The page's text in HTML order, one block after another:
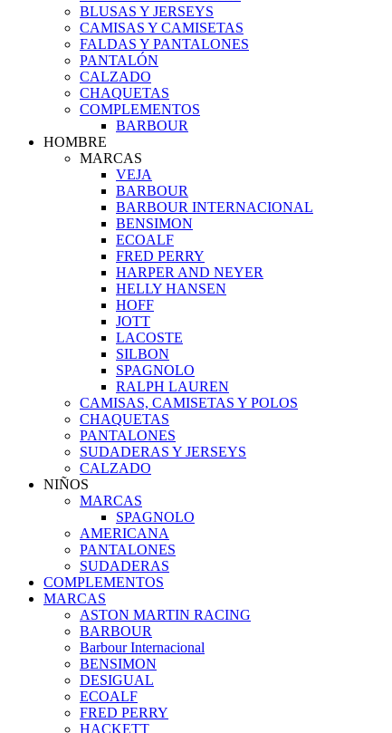
BLUSAS Y JERSEYS
CAMISAS Y CAMISETAS
FALDAS Y PANTALONES
PANTALÓN
CALZADO
CHAQUETAS
COMPLEMENTOS
BARBOUR
HOMBRE
MARCAS
VEJA
BARBOUR
BARBOUR INTERNACIONAL
BENSIMON
ECOALF
FRED PERRY
HARPER AND NEYER
HELLY HANSEN
HOFF
JOTT
LACOSTE
SILBON
SPAGNOLO
RALPH LAUREN
CAMISAS, CAMISETAS Y POLOS
CHAQUETAS
PANTALONES
SUDADERAS Y JERSEYS
CALZADO
NIÑOS
MARCAS
SPAGNOLO
AMERICANA
PANTALONES
SUDADERAS
COMPLEMENTOS
MARCAS
ASTON MARTIN RACING
BARBOUR
Barbour Internacional
BENSIMON
DESIGUAL
ECOALF
FRED PERRY
HACKETT